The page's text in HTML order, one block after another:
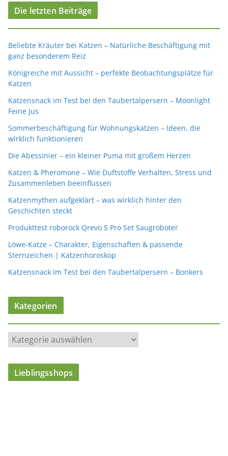
Die letzten Beiträge
Beliebte Kräuter bei Katzen – Natürliche Beschäftigung mit
ganz besonderem Reiz
Königreiche mit Aussicht – perfekte Beobachtungsplätze für
Katzen
Katzensnack im Test bei den Taubertalpersern – Moonlight
Feine Jus
Sommerbeschäftigung für Wohnungskatzen – Ideen, die
wirklich funktionieren
Die Abessinier – ein kleiner Puma mit großem Herzen
Katzen & Pheromone – Wie Duftstoffe Verhalten, Stress und
Zusammenleben beeinflussen
Katzenmythen aufgeklärt – was wirklich hinter den
Geschichten steckt
Produkttest roborock Qrevo S Pro Set Saugroboter
Löwe-Katze – Charakter, Eigenschaften & passende
Sternzeichen | Katzenhoroskop
Katzensnack im Test bei den Taubertalpersern – Bonkers
Kategorien
a
t
Lieblingsshops